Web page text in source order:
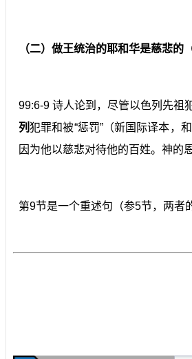
（二）做王统治的耶和华是慈悲的
99:6-9 诗人论到，尽管以色列先祖
列犯罪和被“惩罚”（新国际译本，
因为他以慈悲对待他的百姓。神的
第9节是一个重述句（参5节，两者